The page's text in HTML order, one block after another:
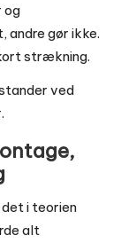
og
andre gør ikke.
strækning.
ved
i teorien
alt